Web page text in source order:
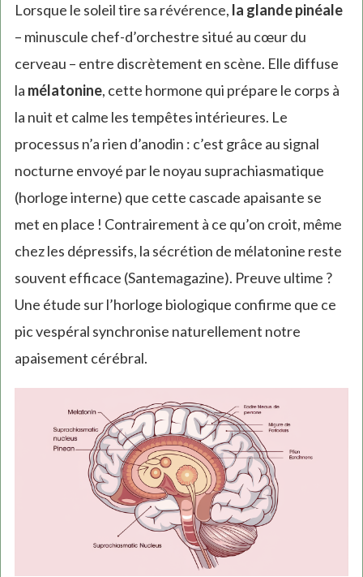
Lorsque le soleil tire sa révérence, la glande pinéale
– minuscule chef-d’orchestre situé au cœur du
cerveau – entre discrètement en scène. Elle diffuse
la mélatonine, cette hormone qui prépare le corps à
la nuit et calme les tempêtes intérieures. Le
processus n’a rien d’anodin : c’est grâce au signal
nocturne envoyé par le noyau suprachiasmatique
(horloge interne) que cette cascade apaisante se
met en place ! Contrairement à ce qu’on croit, même
chez les dépressifs, la sécrétion de mélatonine reste
souvent efficace (Santemagazine). Preuve ultime ?
Une étude sur l’horloge biologique confirme que ce
pic vespéral synchronise naturellement notre
apaisement cérébral.